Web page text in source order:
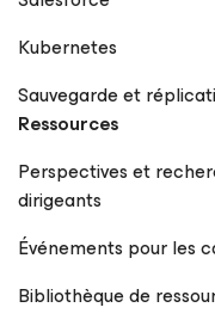
Kubernetes
Sauvegarde et
Ressources
Perspectives et
dirigeants
Événements pour les
Bibliothèque de